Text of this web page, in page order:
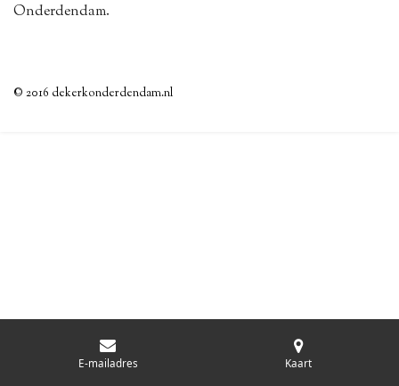
Onderdendam.
© 2016 dekerkonderdendam.nl
E-mailadres Kaart